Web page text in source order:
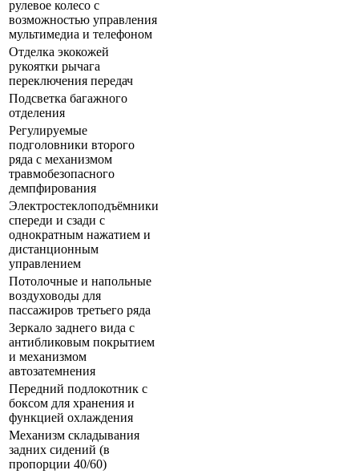
рулевое колесо с
возможностью управления
мультимедиа и телефоном
Отделка экокожей
рукоятки рычага
переключения передач
Подсветка багажного
отделения
Регулируемые
подголовники второго
ряда с механизмом
травмобезопасного
демпфирования
Электростеклоподъёмники
спереди и сзади с
однократным нажатием и
дистанционным
управлением
Потолочные и напольные
воздуховоды для
пассажиров третьего ряда
Зеркало заднего вида с
антибликовым покрытием
и механизмом
автозатемнения
Передний подлокотник с
боксом для хранения и
функцией охлаждения
Механизм складывания
задних сидений (в
пропорции 40/60)